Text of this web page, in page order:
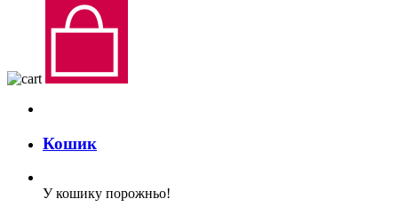
Кошик
У кошику порожньо!